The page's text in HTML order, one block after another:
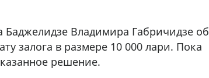
Баджелидзе Владимира Габричидзе об
залога в размере 10 000 лари. Пока
решение.